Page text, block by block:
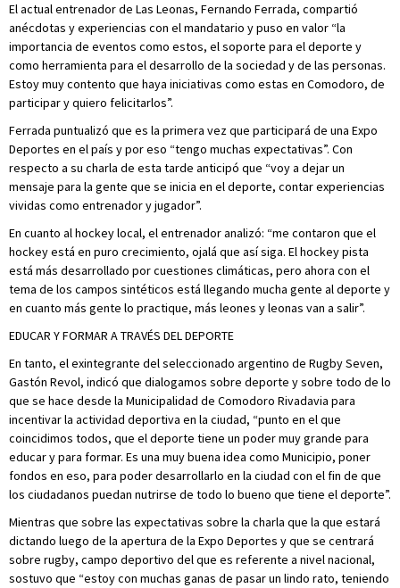
El actual entrenador de Las Leonas, Fernando Ferrada, compartió
anécdotas y experiencias con el mandatario y puso en valor “la
importancia de eventos como estos, el soporte para el deporte y
como herramienta para el desarrollo de la sociedad y de las personas.
Estoy muy contento que haya iniciativas como estas en Comodoro, de
participar y quiero felicitarlos”.
Ferrada puntualizó que es la primera vez que participará de una Expo
Deportes en el país y por eso “tengo muchas expectativas”. Con
respecto a su charla de esta tarde anticipó que “voy a dejar un
mensaje para la gente que se inicia en el deporte, contar experiencias
vividas como entrenador y jugador”.
En cuanto al hockey local, el entrenador analizó: “me contaron que el
hockey está en puro crecimiento, ojalá que así siga. El hockey pista
está más desarrollado por cuestiones climáticas, pero ahora con el
tema de los campos sintéticos está llegando mucha gente al deporte y
en cuanto más gente lo practique, más leones y leonas van a salir”.
EDUCAR Y FORMAR A TRAVÉS DEL DEPORTE
En tanto, el exintegrante del seleccionado argentino de Rugby Seven,
Gastón Revol, indicó que dialogamos sobre deporte y sobre todo de lo
que se hace desde la Municipalidad de Comodoro Rivadavia para
incentivar la actividad deportiva en la ciudad, “punto en el que
coincidimos todos, que el deporte tiene un poder muy grande para
educar y para formar. Es una muy buena idea como Municipio, poner
fondos en eso, para poder desarrollarlo en la ciudad con el fin de que
los ciudadanos puedan nutrirse de todo lo bueno que tiene el deporte”.
Mientras que sobre las expectativas sobre la charla que la que estará
dictando luego de la apertura de la Expo Deportes y que se centrará
sobre rugby, campo deportivo del que es referente a nivel nacional,
sostuvo que “estoy con muchas ganas de pasar un lindo rato, teniendo